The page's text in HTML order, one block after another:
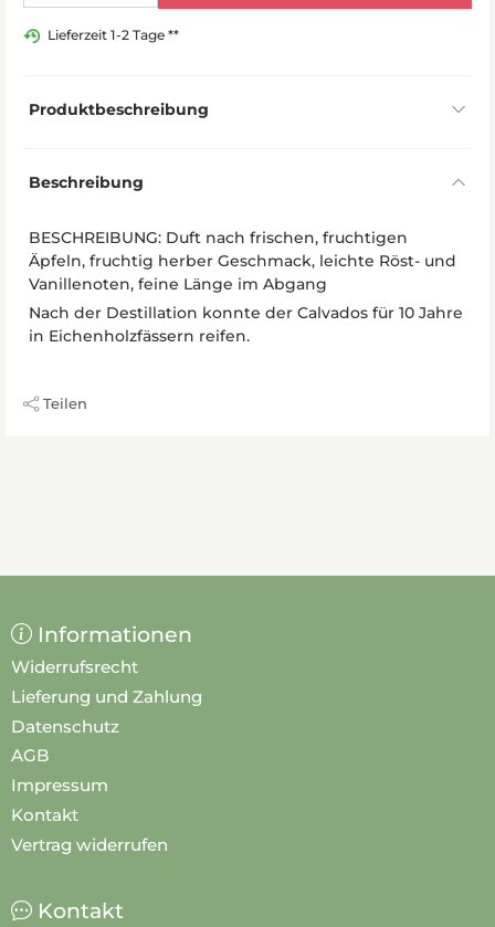
Lieferzeit 1-2 Tage **
Produktbeschreibung
Beschreibung
BESCHREIBUNG: Duft nach frischen, fruchtigen
Äpfeln, fruchtig herber Geschmack, leichte Röst- und
Vanillenoten, feine Länge im Abgang
Nach der Destillation konnte der Calvados für 10 Jahre
in Eichenholzfässern reifen.
Teilen
Informationen
Widerrufsrecht
Lieferung und Zahlung
Datenschutz
AGB
Impressum
Kontakt
Vertrag widerrufen
Kontakt